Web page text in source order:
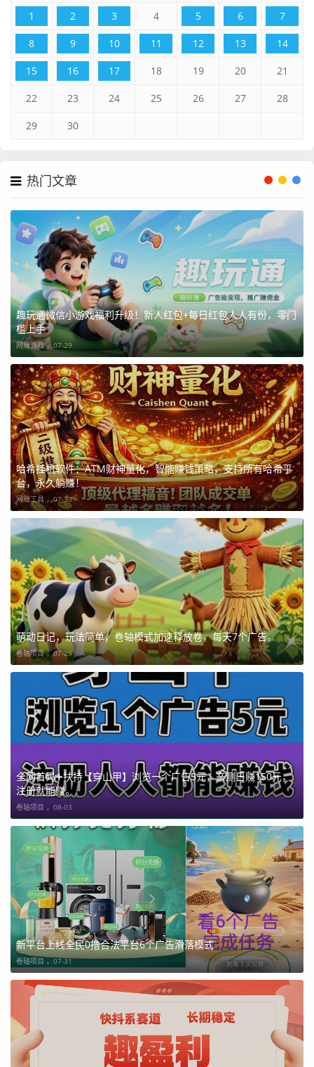
1 2 3 4 5 6 7
8 9 10 11 12 13 14
15 16 17 18 19 20 21
22 23 24 25 26 27 28
29 30
热门文章
趣玩通微信小游戏福利升级！新人红包+每日红包人人有份，零门
槛上手
网赚游戏 ，07-29
哈希挂机软件：ATM财神量化，智能赚钱策略，支持所有哈希平
台，永久躺赚！
网赚工具 ，07-30
萌动日记，玩法简单，卷轴模式加速释放卷，每天7个广告。
卷轴项目 ，07-29
全网首码➕扶持【穿山甲】浏览一个广告5元，亲测日赚150元，
注册就能赚。
卷轴项目 ， 08-03
新平台上线全民0撸合法平台6个广告滑落模式
卷轴项目 ，07-31